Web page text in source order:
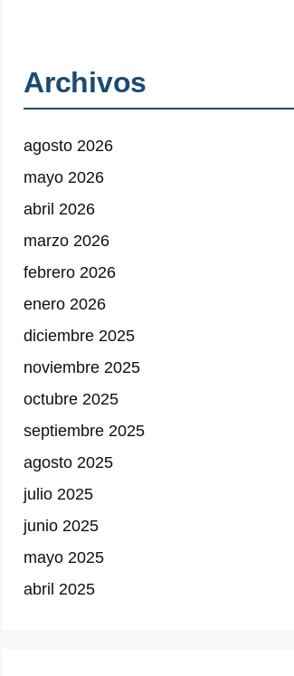
Archivos
agosto 2026
mayo 2026
abril 2026
marzo 2026
febrero 2026
enero 2026
diciembre 2025
noviembre 2025
octubre 2025
septiembre 2025
agosto 2025
julio 2025
junio 2025
mayo 2025
abril 2025